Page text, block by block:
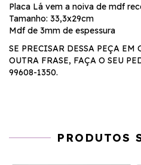
Placa Lá vem a noiva de mdf
Tamanho: 33,3x29cm
Mdf de 3mm de espessura
SE PRECISAR DESSA PEÇA
OUTRA FRASE, FAÇA O SEU
99608-1350.
PRODUTOS